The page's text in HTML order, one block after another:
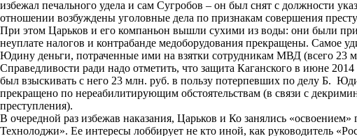
избежал печального удела и сам Сугробов – он был снят с должности
отношении возбуждены уголовные дела по признакам совершения
При этом Царьков и его компаньон вышли сухими из воды: они были
неуплате налогов и контрабанде медоборудования прекращены. Самое
Юдину деньги, потраченные ими на взятки сотрудникам МВД (всего 23
Справедливости ради надо отметить, что защита Каганского в июне
был взыскивать с него 23 млн. руб. в пользу потерпевших по делу Б.
прекращено по нереабилитирующим обстоятельствам (в связи с
преступления).
В очередной раз избежав наказания, Царьков и Ко занялись
Технолоджи». Ее интересы лоббирует не кто иной, как руководитель